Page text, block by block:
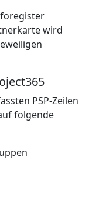
wird
PSP-Zeilen
folgende